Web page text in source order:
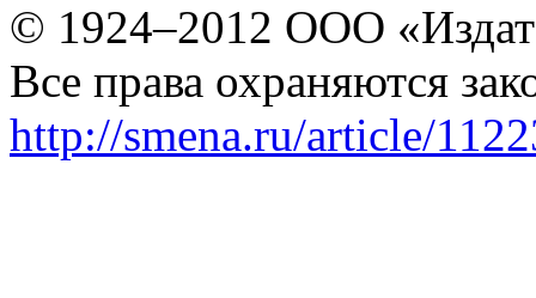
© 1924–2012 ООО
Все права охраняются
http://smena.ru/article/